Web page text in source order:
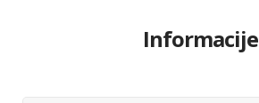
Informacije